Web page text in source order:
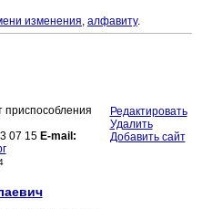
изменения, алфавиту.
приспособления
07 15 E-mail:
Редактировать
Удалить
Добавить сайт